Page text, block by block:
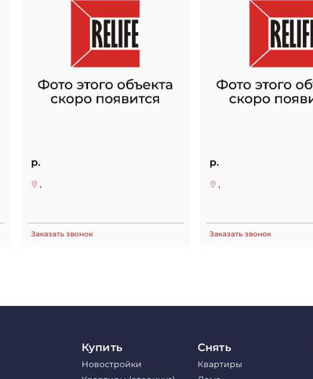
р.
,
Заказать звонок
р.
,
Заказать звонок
Купить
Новостройки
Снять
Квартиры